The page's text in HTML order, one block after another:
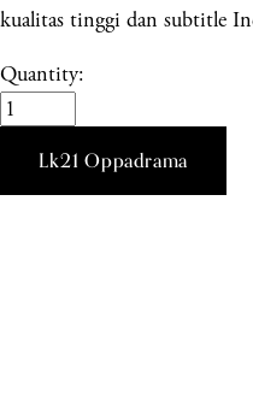
kualitas tinggi dan subtitle
Quantity:
Lk21 Oppadrama